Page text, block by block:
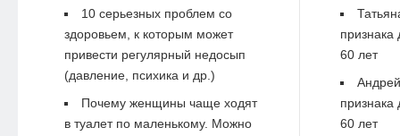
10 серьезных проблем со
здоровьем, к которым может
привести регулярный недосып
(давление, психика и др.)
Почему женщины чаще ходят
в туалет по маленькому. Можно
60 лет
Андрей
60 лет